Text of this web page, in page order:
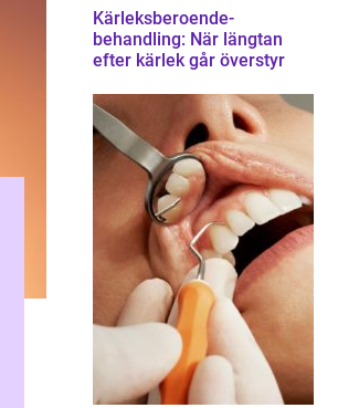
Kärleksberoende-
behandling: När längtan
efter kärlek går överstyr